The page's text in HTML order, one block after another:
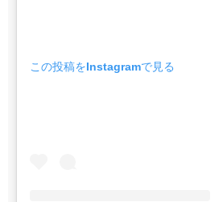
この投稿をInstagramで見る